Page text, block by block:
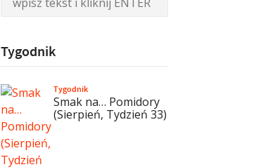
Tygodnik
Tygodnik
Smak na… Pomidory
(Sierpień, Tydzień 33)